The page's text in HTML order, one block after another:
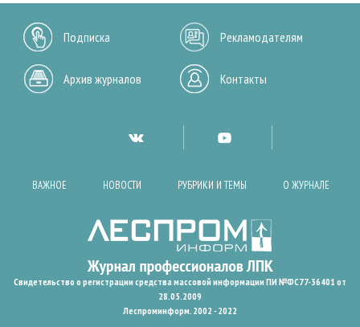
Подписка Рекламодателям
Архив журналов Контакты
ВАЖНОЕ НОВОСТИ РУБРИКИ И ТЕМЫ О ЖУРНАЛЕ
Свидетельство о регистрации средства массовой информации ПИ №ФС77-36401 от
28.05.2009
Леспроминформ. 2002 - 2022